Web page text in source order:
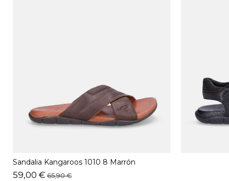
Sandalia Kangaroos 1010 8 Marrón
59,00 € 65,90 €